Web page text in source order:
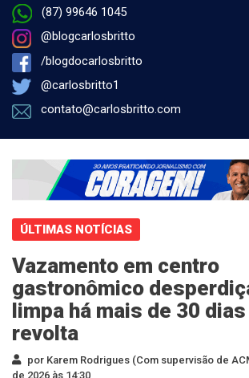
(87) 99646 1045
@blogcarlosbritto
/blogdocarlosbritto
@carlosbritto1
contato@carlosbritto.com
ÚLTIMAS NOTÍCIAS
Vazamento em centro
gastronômico
limpa há mais de 30
revolta
por Karem Rodrigues (Com supervisão de
de 2026 às 14:30